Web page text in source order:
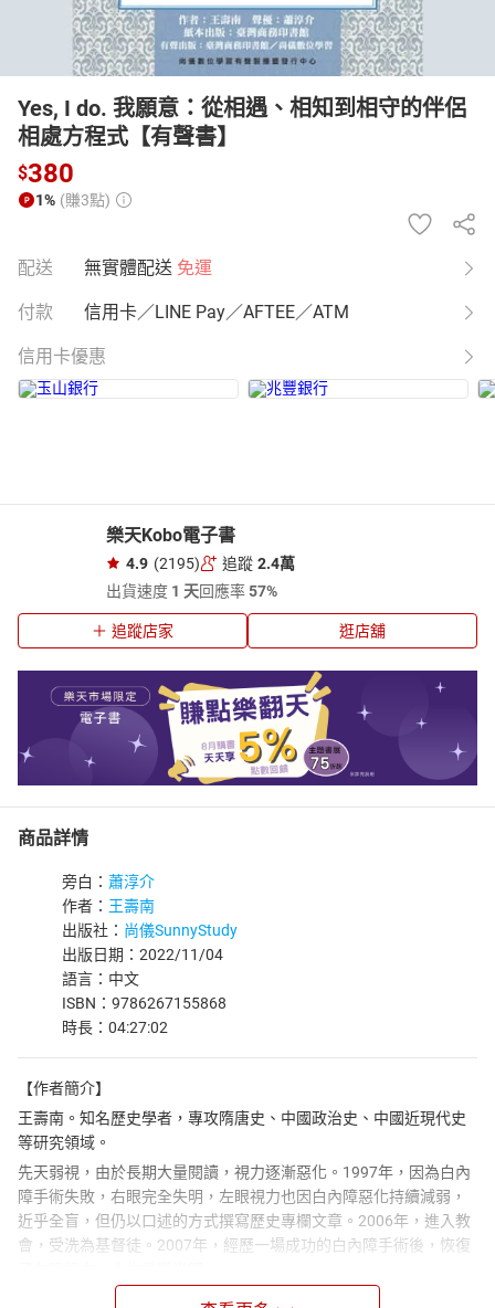
Yes, I do. 我願意：從相遇、相知到相守的伴侶
相處方程式【有聲書】
$380
1% (賺3點)
配送 無實體配送 免運
付款 信用卡／LINE Pay／AFTEE／ATM
信用卡優惠
樂天Kobo電子書
4.9 (2195) 追蹤 2.4萬
出貨速度 1 天回應率57%
追蹤店家 逛店舖
商品詳情
旁白： 蕭淳介
作者： 王壽南
出版社： 尚儀SunnyStudy
出版日期：2022/11/04
語言：中文
ISBN：9786267155868
時長：04:27:02
【作者簡介】
王壽南。知名歷史學者，專攻隋唐史、中國政治史、中國近現代史
等研究領域。
先天弱視，由於長期大量閱讀，視力逐漸惡化。1997年，因為白內
障手術失敗，右眼完全失明，左眼視力也因白內障惡化持續減弱，
近乎全盲，但仍以口述的方式撰寫歷史專欄文章。2006年，進入教
會，受洗為基督徒。2007年，經歷一場成功的白內障手術後，恢復
學經歷：臺灣大學歷史學系畢，政治大學研究所碩士、博士。曾任